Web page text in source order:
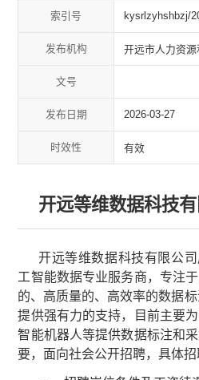
索引号 kysrlzyhshbzj/
发布机构 开远市人力资
文号
发布日期 2026-03-27
时效性 有效
开远等维数据科技
开远等维数据科技有限公
工智能数据专业服务商，专注
的、高质量的、高效率的数据
提供强有力的支持，目前主要
智能机器人等提供数据标注和
要，面向社会公开招聘，具体招